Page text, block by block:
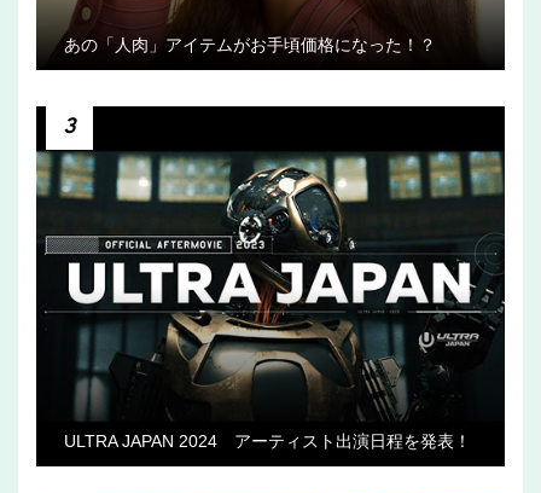
あの「人肉」アイテムがお手頃価格になった！？
3
ULTRA JAPAN 2024 アーティスト出演日程を発表！